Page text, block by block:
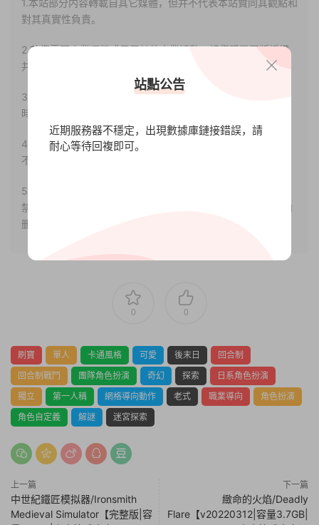
1.本站部分内容轉載自其它媒體，但并不代表本站贊同其觀點和
對其真實性負責。
2.若您需要商業運營或用于其他商業活動，請您購買正版授權
并合法使用。
3.如果本站有侵犯、不妥之處的資源，請聯系我們。将會第一
時間解決！
4.本站部分内容均由互聯網收集整理，僅供大家參考、學習，
不存在任何商業目的與商業用途。
5.本站提供的所有資源僅供參考學習使用，版權歸原著所有，
禁止下載本站資源參與任何商業和非法行爲，請于24小時之内
删除!
0 0
刷寶 單人 卡通風格 可愛 後末日
回合制
回合制戰鬥
團隊角色扮演 奇幻 探索
日系角色扮演
獨立
第一人稱 網格導向動作 老式 職業導向
角色扮演
角色自定義
解謎 迷宮探索
上一篇
中世紀鐵匠模拟器/Ironsmith
Medieval Simulator【完整版|容
下一篇
緻命的火焰/Deadly
Flare【v20220312|容量3.7GB|
站點公告
近期服務器不穩定，出現數據庫鏈接錯誤，請
耐心等待回複即可。